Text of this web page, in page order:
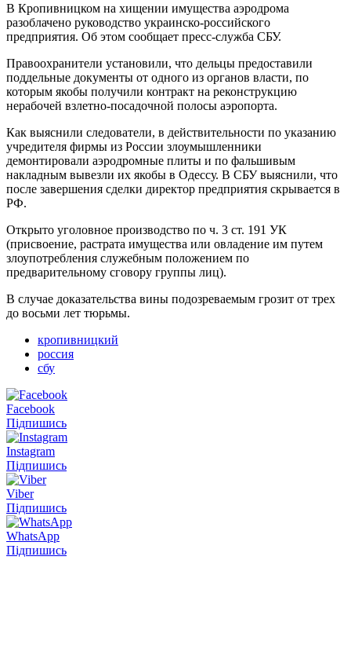
В Кропивницком на хищении имущества аэродрома
разоблачено руководство украинско-российского
предприятия. Об этом сообщает пресс-служба СБУ.
Правоохранители установили, что дельцы предоставили
поддельные документы от одного из органов власти, по
которым якобы получили контракт на реконструкцию
нерабочей взлетно-посадочной полосы аэропорта.
Как выяснили следователи, в действительности по указанию
учредителя фирмы из России злоумышленники
демонтировали аэродромные плиты и по фальшивым
накладным вывезли их якобы в Одессу. В СБУ выяснили, что
после завершения сделки директор предприятия скрывается в
РФ.
Открыто уголовное производство по ч. 3 ст. 191 УК
(присвоение, растрата имущества или овладение им путем
злоупотребления служебным положением по
предварительному сговору группы лиц).
В случае доказательства вины подозреваемым грозит от трех
до восьми лет тюрьмы.
кропивницкий
россия
сбу
Facebook
Підпишись
Instagram
Підпишись
Viber
Підпишись
WhatsApp
Підпишись